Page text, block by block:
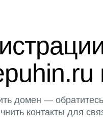
домен —
контакты для